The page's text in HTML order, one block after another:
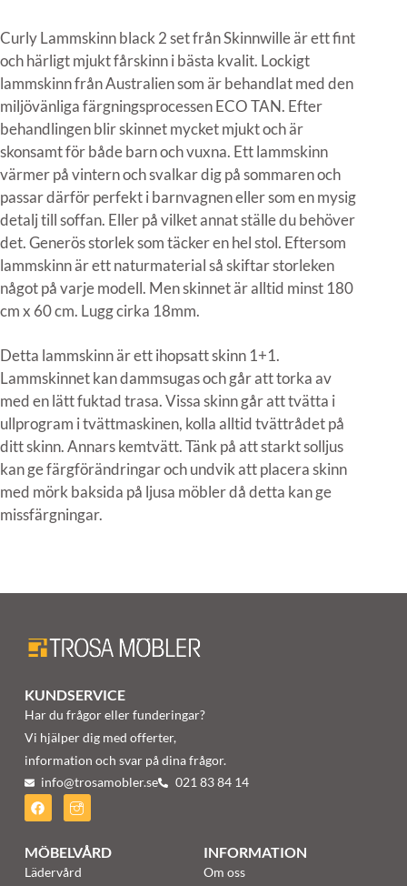
Curly Lammskinn black 2 set från Skinnwille är ett fint
och härligt mjukt fårskinn i bästa kvalit. Lockigt
lammskinn från Australien som är behandlat med den
miljövänliga färgningsprocessen ECO TAN. Efter
behandlingen blir skinnet mycket mjukt och är
skonsamt för både barn och vuxna. Ett lammskinn
värmer på vintern och svalkar dig på sommaren och
passar därför perfekt i barnvagnen eller som en mysig
detalj till soffan. Eller på vilket annat ställe du behöver
det. Generös storlek som täcker en hel stol. Eftersom
lammskinn är ett naturmaterial så skiftar storleken
något på varje modell. Men skinnet är alltid minst 180
cm x 60 cm. Lugg cirka 18mm.
Detta lammskinn är ett ihopsatt skinn 1+1.
Lammskinnet kan dammsugas och går att torka av
med en lätt fuktad trasa. Vissa skinn går att tvätta i
ullprogram i tvättmaskinen, kolla alltid tvättrådet på
ditt skinn. Annars kemtvätt. Tänk på att starkt solljus
kan ge färgförändringar och undvik att placera skinn
med mörk baksida på ljusa möbler då detta kan ge
missfärgningar.
KUNDSERVICE
Har du frågor eller funderingar?
Vi hjälper dig med offerter,
information och svar på dina frågor.
info@trosamobler.se 021 83 84 14
MÖBELVÅRD
Lädervård
INFORMATION
Om oss